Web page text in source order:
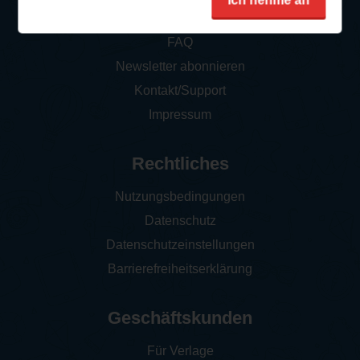
So funktioniert‘s
FAQ
Newsletter abonnieren
Kontakt/Support
Impressum
Rechtliches
Nutzungsbedingungen
Datenschutz
Datenschutzeinstellungen
Barrierefreiheitserklärung
Geschäftskunden
Für Verlage